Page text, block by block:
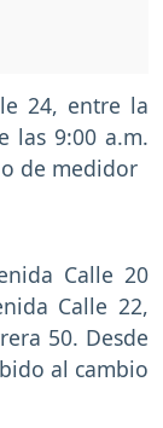
24, entre la
las 9:00 a.m.
de medidor
Calle 20
Calle 22,
50. Desde
al cambio